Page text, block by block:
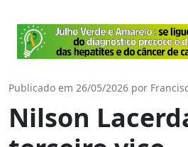
Publicado em 26/05/2026 por
Nilson